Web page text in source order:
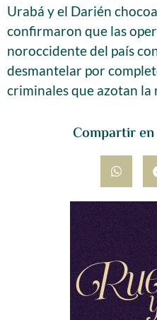
Compartir
Urabá y el Darién
confirmaron que las
noroccidente del país
desmantelar por
criminales que azotan la